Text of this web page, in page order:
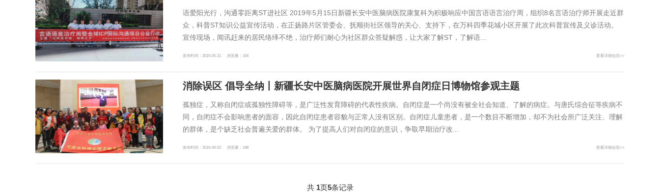
语爱阳光行，沟通零距离ST进社区 2019年5月15日新疆长安中医脑病医院康复科为积极响应中国言语语言治疗周，组织8名言语治疗师开展走近群
众，科普ST知识公益宣传活动，在正扬路片区管委会、抚顺街社区领导的关心、支持下，在万科四季花城小区开展了此次科普宣传及义诊活动。
宣传现场，闻讯赶来的居民络绎不绝，治疗师们耐心为社区群众答疑解惑，让大家了解ST，了解语...
发布时间：2019-05-21 浏览量：104 查看详细信息>>
消除误区 倡导全纳丨新疆长安中医脑病医院开展世界自闭症日博物馆参观主题
孤独症，又称自闭症或孤独性障碍等，是广泛性发育障碍的代表性疾病。自闭症是一个尚没有被全社会知道、了解的病症。与唐氏综合征等疾病不
同，自闭症不会影响患者的面容，因此自闭症患者容貌与正常人没有区别。自闭症儿童患者，是一个数目不断增加，却不为社会所广泛关注、理解
的群体，是个缺乏社会普遍关爱的群体。 为了提高人们对自闭症的意识，争取早期治疗改...
发布时间：2019-04-02 浏览量：198 查看详细信息>>
共 1页5条记录